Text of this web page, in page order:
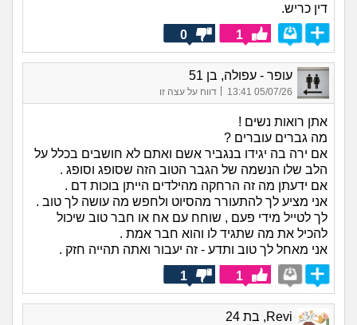
דין כריש.
1
0
עופר - עפולה, בן 51
05/07/26 13:41 דווח על עצה זו
אתן רואות נשים !
מה גברים עוברים ?
אם ירה בה יגידו בנגביר אשם ואתם לא חושבים בכלל על
הלב שלו הנשמה של הגבר הטוב הזה שסופג וסופג .
אם ידעתן מה זה הרחקה מהילדים הייתן בוכות דם .
אני מציע לך להתעורר מהסיוט ולחפש מה עושה לך טוב .
לך לטייל מידי פעם , שוחח עם אח או חבר טוב שיכול
להכיל את מה שתגיד לו והוא חבר אמת .
אני מאחל לך טוב ותדע - זה יעבור ואתה תהייה חזק .
1
1
Revi, בת 24